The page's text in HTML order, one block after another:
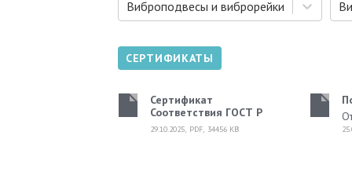
Виброподвесы и виброрейки
СЕРТИФИКАТЫ
Сертификат
Соответствия ГОСТ Р
29.10.2025, PDF, 34456KB